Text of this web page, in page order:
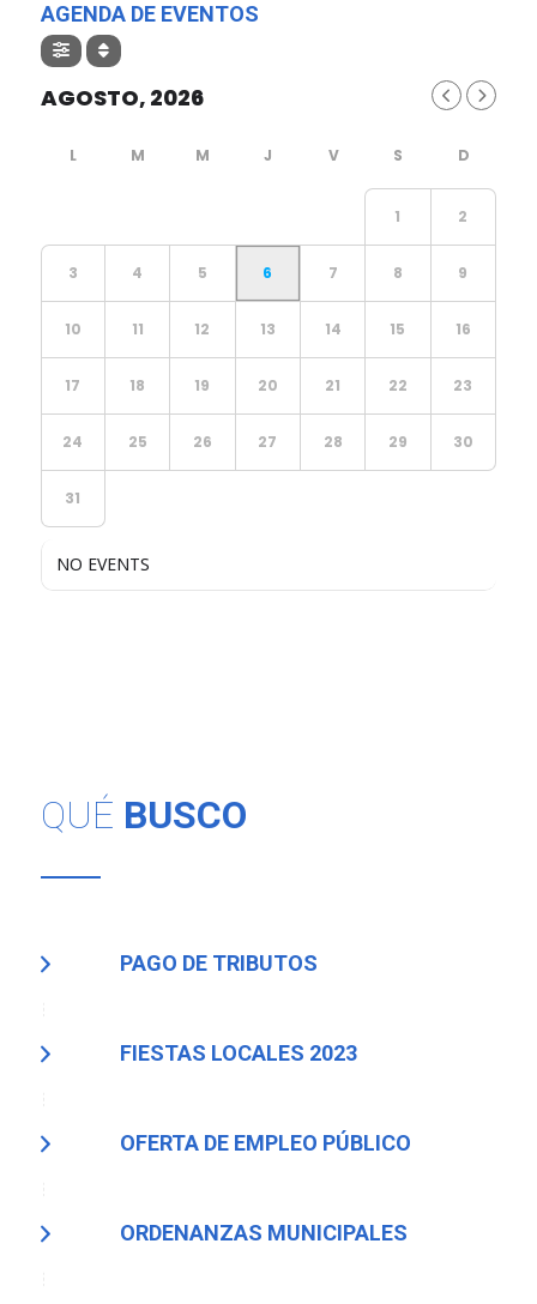
AGENDA DE EVENTOS
AGOSTO, 2026
1 2
3 4 5 6 7 8 9
10 11 12 13 14 15 16
17 18 19 20 21 22 23
24 25 26 27 28 29 30
31
NO EVENTS
QUÉ BUSCO
PAGO DE TRIBUTOS
FIESTAS LOCALES 2023
OFERTA DE EMPLEO PÚBLICO
ORDENANZAS MUNICIPALES